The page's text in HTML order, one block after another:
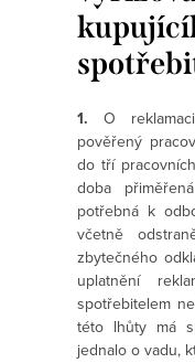
1. O
pověřený
do tří
doba
potřebná k
včetně
zbytečného
uplatnění
spotřebitelem
této lhůty má
jednalo o vadu,